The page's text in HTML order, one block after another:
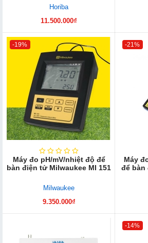
Horiba
11.500.000₫
-19%
Máy đo pH/mV/nhiệt độ để
bàn điện tử Milwaukee MI 151
Milwaukee
9.350.000₫
-21%
Máy
để bàn
-14%